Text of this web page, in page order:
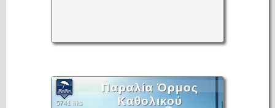
Παραλία Όρμος
Καθολικού
5741 hits